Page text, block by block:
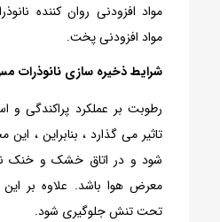
مواد افزودنی روان کننده
مواد افزودنی پخت.
شرایط ذخیره سازی نانوذرات
رطوبت بر عملکرد پراکندگی و
تاثیر می گذارد ، بنابراین ،
شود و در اتاق خشک و خنک
معرض هوا باشد. علاوه بر این
تحت تنش جلوگیری شود.